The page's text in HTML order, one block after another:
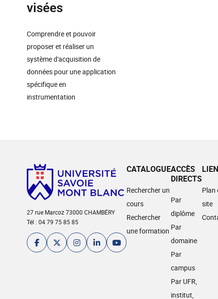
visées
Comprendre et pouvoir
proposer et réaliser un
système d'acquisition de
données pour une application
spécifique en
instrumentation
27 rue Marcoz 73000 CHAMBÉRY
Tél : 04 79 75 85 85
CATALOGUE
Rechercher un
cours
Rechercher
une formation
ACCÈS
DIRECTS
Par
diplôme
Par
domaine
Par
campus
Par UFR,
institut,
Plan
site